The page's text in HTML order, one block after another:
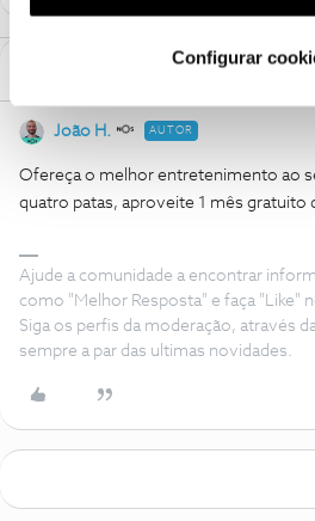
utilização dos cookies clicando
Configurar
João H. AUTOR
Ofereça o melhor entretenimento ao
quatro patas, aproveite 1 mês gratuito
Ajude a comunidade a encontrar
como "Melhor Resposta" e faça "Like"
Siga os perfis da moderação, através
sempre a par das ultimas novidades.